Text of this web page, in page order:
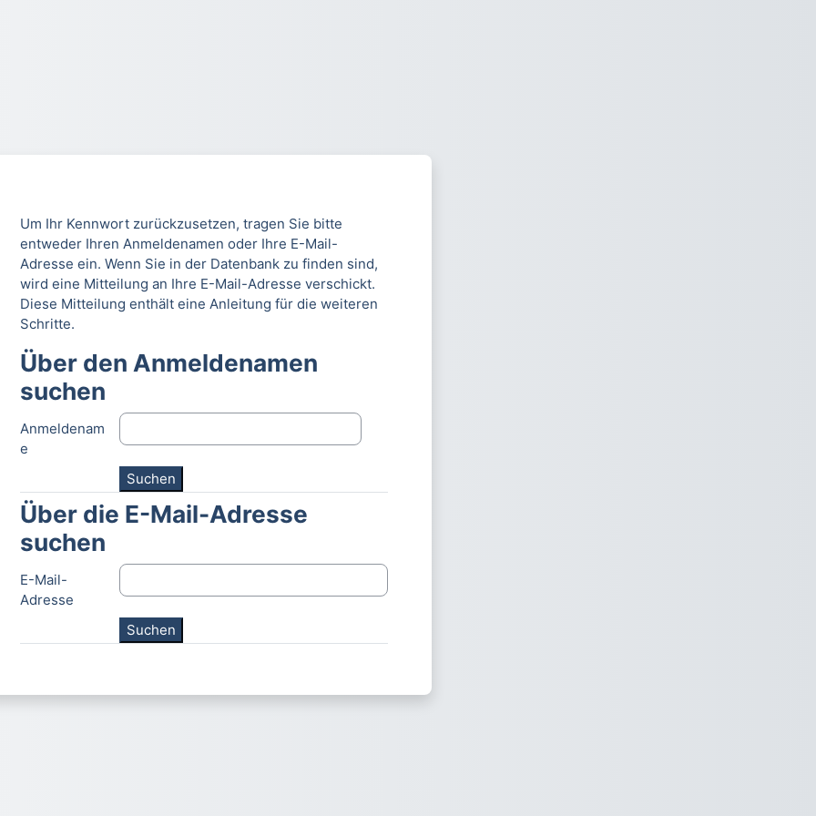
Um Ihr Kennwort zurückzusetzen, tragen Sie bitte
entweder Ihren Anmeldenamen oder Ihre E-Mail-
Adresse ein. Wenn Sie in der Datenbank zu finden sind,
wird eine Mitteilung an Ihre E-Mail-Adresse verschickt.
Diese Mitteilung enthält eine Anleitung für die weiteren
Schritte.
Über den Anmeldenamen suchen
Über den Anmeldenamen
suchen
Anmeldenam
e
Über die E-Mail-Adresse suchen
Über die E-Mail-Adresse
suchen
E-Mail-
Adresse